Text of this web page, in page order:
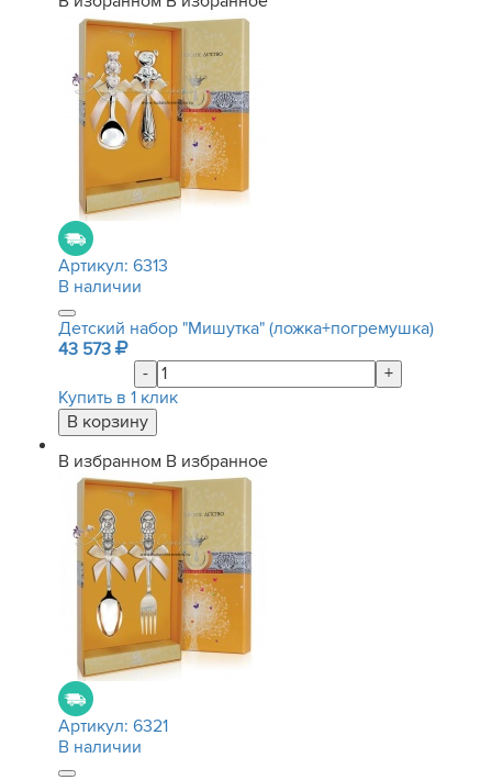
Артикул: 6313
В наличии
Детский набор "Мишутка" (ложка+погремушка)
43 573
-
+
Купить в 1 клик
В избранном В избранное
Артикул: 6321
В наличии